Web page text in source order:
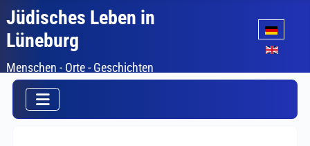
Jüdisches Leben in
Lüneburg
Menschen - Orte - Geschichten
Sprache